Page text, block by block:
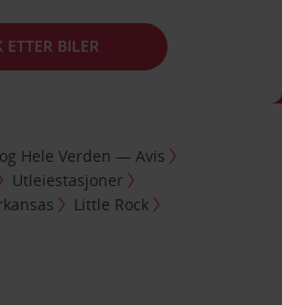
ETTER BILER
Hele Verden — Avis
Utleiestasjoner
Little Rock